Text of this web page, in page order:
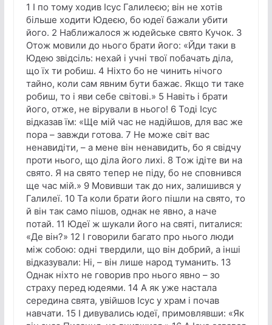
1 І по тому ходив Ісус Галилеєю; він не хотів
більше ходити Юдеєю, бо юдеї бажали убити
його. 2 Наближалося ж юдейське свято Кучок. 3
Отож мовили до нього брати його: «Йди таки в
Юдею звідсіль: нехай і учні твої побачать діла,
що їх ти робиш. 4 Ніхто бо не чинить нічого
тайно, коли сам явним бути бажає. Якщо ти таке
робиш, то і яви себе світові.» 5 Навіть і брати
його, отже, не вірували в нього! 6 Тоді Ісус
відказав їм: «Ще мій час не надійшов, для вас же
пора – завжди готова. 7 Не може світ вас
ненавидіти, – а мене він ненавидить, бо я свідчу
проти нього, що діла його лихі. 8 Тож ідіте ви на
свято. Я на свято тепер не піду, бо не сповнився
ще час мій.» 9 Мовивши так до них, залишився у
Галилеї. 10 Та коли брати його пішли на свято, то
й він так само пішов, однак не явно, а наче
потай. 11 Юдеї ж шукали його на святі, питалися:
«Де він?» 12 І говорили багато про нього люди
між собою: одні твердили, що він добрий, а інші
відказували: Ні, – він лише народ туманить. 13
Однак ніхто не говорив про нього явно – зо
страху перед юдеями. 14 А як уже настала
середина свята, увійшов Ісус у храм і почав
навчати. 15 І дивувались юдеї, примовлявши: «Як